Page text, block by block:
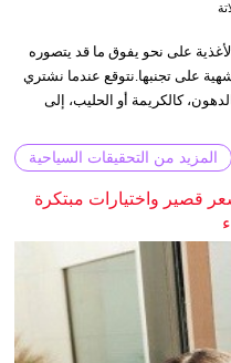
على نحو يفوق ما قد يتصوره
على تجنبها.نتوقع عندما نشتري
كالكريمة أو الحليب، إلى
المزيد من التحقيقات السياحية
قصير واختيارات مبتكرة